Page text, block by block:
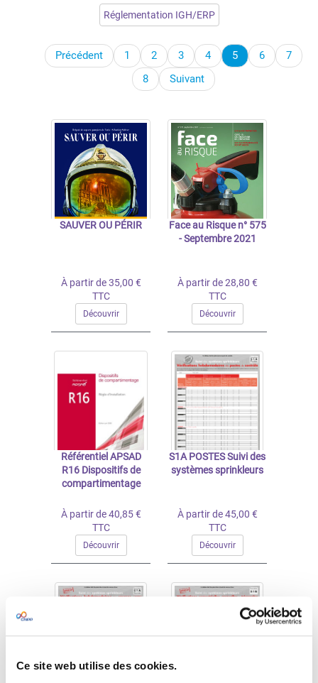
Ce site web utilise des cookies.
Réglementation IGH/ERP
Précédent 1 2 3 4 5 6
7
8
Suivant
SAUVER OU PÉRIR
À partir de 35,00 €
TTC
Découvrir
Face au Risque n° 575
- Septembre 2021
À partir de 28,80 €
TTC
Découvrir
Référentiel APSAD
R16 Dispositifs de
compartimentage
À partir de 40,85 €
TTC
Découvrir
S1A POSTES Suivi des
systèmes sprinkleurs
À partir de 45,00 €
TTC
Découvrir